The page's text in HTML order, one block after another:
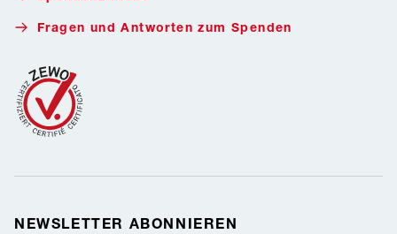
Fragen und Antworten zum Spenden
NEWSLETTER ABONNIEREN